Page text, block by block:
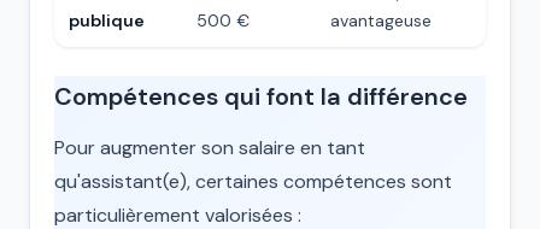
publique
500 €
avantageuse
Compétences qui font la différence
Pour augmenter son salaire en tant
qu'assistant(e), certaines compétences sont
particulièrement valorisées :